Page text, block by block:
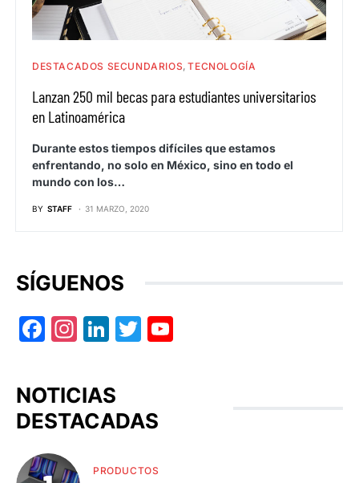
DESTACADOS SECUNDARIOS TECNOLOGÍA
Lanzan 250 mil becas para estudiantes universitarios
en Latinoamérica
Durante estos tiempos difíciles que estamos
enfrentando, no solo en México, sino en todo el
mundo con los…
BY STAFF 31 MARZO, 2020
SÍGUENOS
Facebook
Instagram
LinkedIn
Twitter
NOTICIAS
DESTACADAS
PRODUCTOS